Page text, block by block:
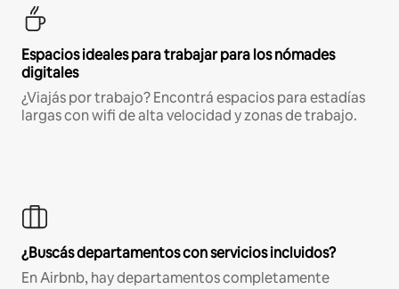
Espacios ideales para trabajar para los nómades
digitales
¿Viajás por trabajo? Encontrá espacios para estadías
largas con wifi de alta velocidad y zonas de trabajo.
¿Buscás departamentos con servicios incluidos?
En Airbnb, hay departamentos completamente